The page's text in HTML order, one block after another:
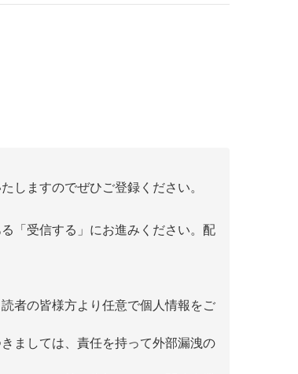
しますのでぜひご登録ください。
「受信する」にお進みください。配
者の皆様方より任意で個人情報をご
ましては、責任を持って外部漏洩の